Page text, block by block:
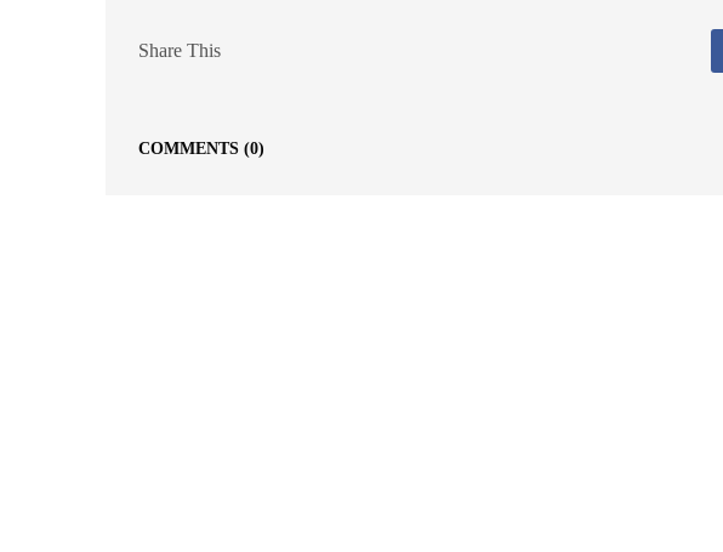
Share This
COMMENTS (0)